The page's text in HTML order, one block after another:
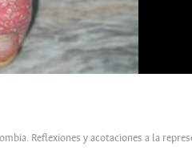
Reflexiones y acotaciones a la